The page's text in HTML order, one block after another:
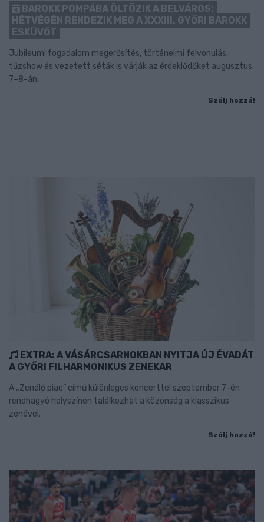
BAROKK POMPÁBA ÖLTÖZIK A BELVÁROS:
HÉTVÉGÉN RENDEZIK MEG A XXXIII. GYŐRI BAROKK
ESKÜVŐT
Jubileumi fogadalom megerősítés, történelmi felvonulás,
tűzshow és vezetett séták is várják az érdeklődőket augusztus
7–8-án.
Szólj hozzá!
EXTRA: A VÁSÁRCSARNOKBAN NYITJA ÚJ ÉVADÁT
A GYŐRI FILHARMONIKUS ZENEKAR
A „Zenélő piac” című különleges koncerttel szeptember 7-én
rendhagyó helyszínen találkozhat a közönség a klasszikus
zenével.
Szólj hozzá!